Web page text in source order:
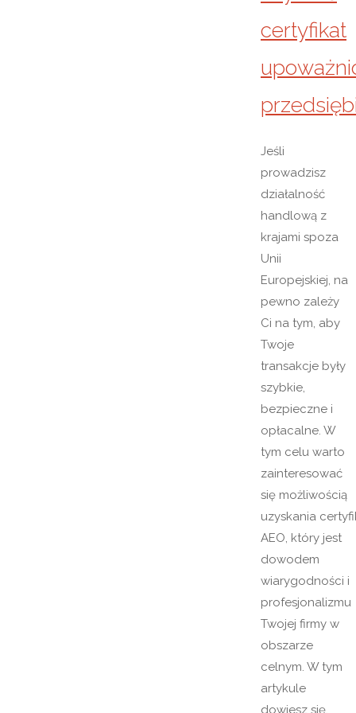
certyfikat
Jeśli
prowadzisz
działalność
handlową z
krajami spoza
Unii
Europejskiej, na
pewno zależy
Ci na tym, aby
Twoje
transakcje były
szybkie,
bezpieczne i
opłacalne. W
tym celu warto
zainteresować
się możliwością
uzyskania
AEO, który jest
dowodem
wiarygodności i
profesjonalizmu
Twojej firmy w
obszarze
celnym. W tym
artykule
dowiesz się,